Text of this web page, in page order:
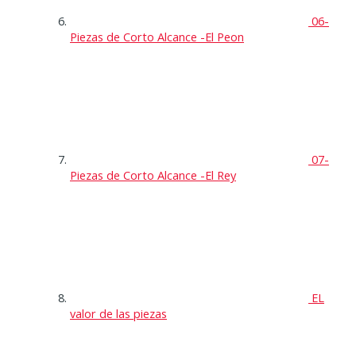
06-
Piezas de Corto Alcance -El Peon
07-
Piezas de Corto Alcance -El Rey
EL
valor de las piezas